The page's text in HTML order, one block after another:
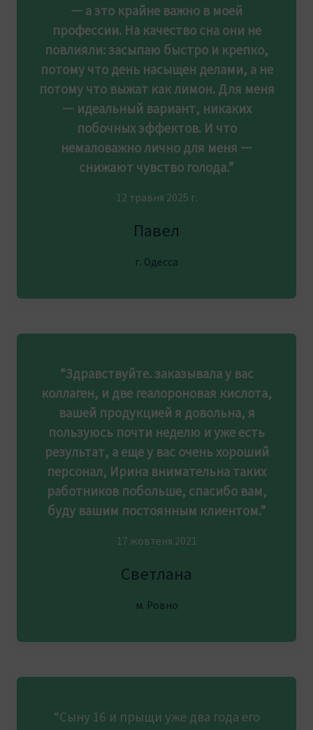
— а это крайне важно в моей
профессии. На качество сна они не
повлияли: засыпаю быстро и крепко,
потому что день насыщен делами, а не
потому что выжат как лимон. Для меня
— идеальный вариант, никаких
побочных эффектов. И что
немаловажно лично для меня —
снижают чувство голода.”
12 травня 2025 г.
Павел
г. Одесса
“Здравствуйте. заказывала у вас
коллаген, и две геалороновая кислота,
вашей продукцией я довольна, я
пользуюсь почти неделю и уже есть
результат, а еще у вас очень хороший
персонал, Ирина внимательна таких
работников побольше, спасибо вам,
буду вашим постоянным клиентом.”
17 жовтеня 2021
Светлана
м. Ровно
“Сыну 16 и прыщи уже два года его